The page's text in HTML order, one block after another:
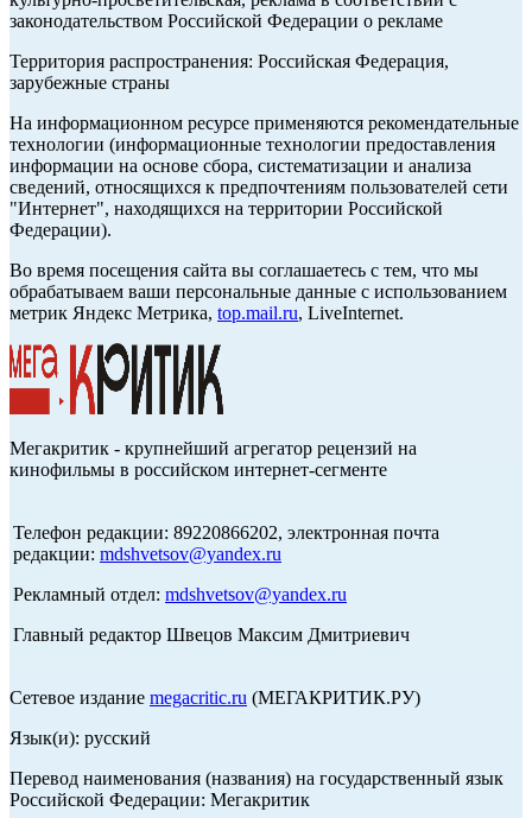
законодательством Российской Федерации о рекламе
Территория распространения: Российская Федерация,
зарубежные страны
На информационном ресурсе применяются рекомендательные
технологии (информационные технологии предоставления
информации на основе сбора, систематизации и анализа
сведений, относящихся к предпочтениям пользователей сети
"Интернет", находящихся на территории Российской
Федерации).
Во время посещения сайта вы соглашаетесь с тем, что мы
обрабатываем ваши персональные данные с использованием
метрик Яндекс Метрика, top.mail.ru, LiveInternet.
Мегакритик - крупнейший агрегатор рецензий на
кинофильмы в российском интернет-сегменте
Телефон редакции: 89220866202, электронная почта
редакции: mdshvetsov@yandex.ru
Рекламный отдел: mdshvetsov@yandex.ru
Главный редактор Швецов Максим Дмитриевич
Сетевое издание megacritic.ru (МЕГАКРИТИК.РУ)
Язык(и): русский
Перевод наименования (названия) на государственный язык
Российской Федерации: Мегакритик